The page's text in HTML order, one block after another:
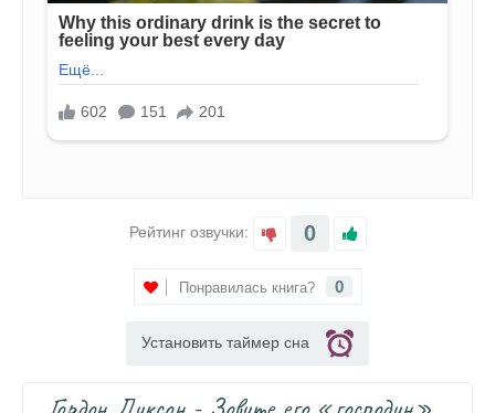
Рейтинг озвучки: 0
Понравилась книга? 0
Установить таймер сна